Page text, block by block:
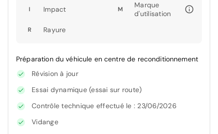
I Impact M
Marque
d'utilisation
R Rayure
Préparation du véhicule en centre de reconditionnement
Révision à jour
Essai dynamique (essai sur route)
Contrôle technique effectué le : 23/06/2026
Vidange